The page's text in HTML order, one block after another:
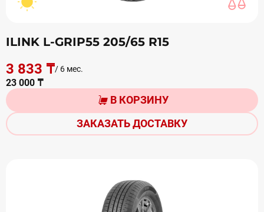
ILINK L-GRIP55 205/65 R15
3 833 ₸/ 6 мес.
23 000 ₸
В КОРЗИНУ
ЗАКАЗАТЬ ДОСТАВКУ